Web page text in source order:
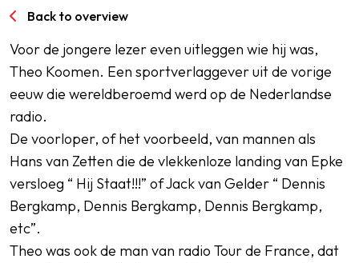
Back to overview
Voor de jongere lezer even uitleggen wie hij was,
Theo Koomen. Een sportverlaggever uit de vorige
eeuw die wereldberoemd werd op de Nederlandse
radio.
De voorloper, of het voorbeeld, van mannen als
Hans van Zetten die de vlekkenloze landing van Epke
versloeg “ Hij Staat!!!” of Jack van Gelder “ Dennis
Bergkamp, Dennis Bergkamp, Dennis Bergkamp,
etc”.
Theo was ook de man van radio Tour de France, dat